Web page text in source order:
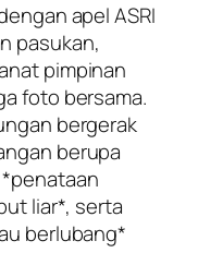
apel ASRI
pasukan,
pimpinan
foto bersama.
bergerak
berupa
liar*, serta
berlubang*